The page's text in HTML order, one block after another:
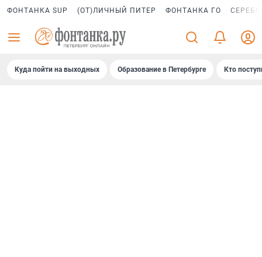
ФОНТАНКА SUP (ОТ)ЛИЧНЫЙ ПИТЕР ФОНТАНКА ГО
Куда пойти на выходных Образование в Петербурге Кто